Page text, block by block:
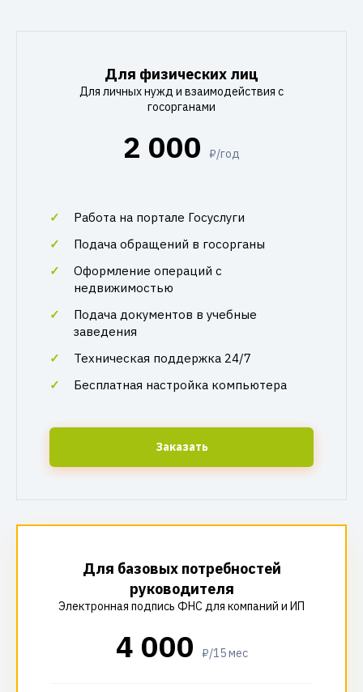
Для физических лиц
Для личных нужд и взаимодействия с
госорганами
2 000 ₽/год
Работа на портале Госуслуги
Подача обращений в госорганы
Оформление операций с
недвижимостью
Подача документов в учебные
заведения
Техническая поддержка 24/7
Бесплатная настройка компьютера
Заказать
Для базовых потребностей
руководителя
Электронная подпись ФНС для компаний и ИП
4 000 ₽/15 мес